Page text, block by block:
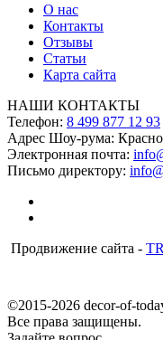
О нас
Контакты
Отзывы
Статьи
Карта сайта
НАШИ КОНТАКТЫ
Телефон: 8 499 877 12 93
Адрес Шоу-рума:
Электронная почта:
Письмо директору:
Продвижение сайта -
©2015-2026 decor-of-
Все права защищены.